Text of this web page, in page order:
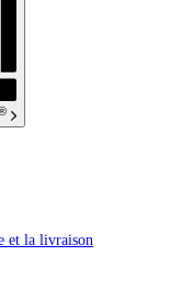
et la livraison